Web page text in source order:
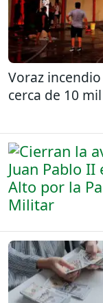
Voraz
cerca de 10